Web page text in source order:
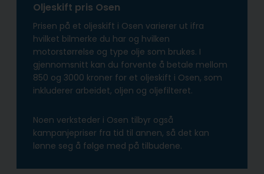
Oljeskift pris Osen
Prisen på et oljeskift i Osen varierer ut ifra
hvilket bilmerke du har og hvilken
motorstørrelse og type olje som brukes. I
gjennomsnitt kan du forvente å betale mellom
850 og 3000 kroner for et oljeskift i Osen, som
inkluderer arbeidet, oljen og oljefilteret.
Noen verksteder i Osen tilbyr også
kampanjepriser fra tid til annen, så det kan
lønne seg å følge med på tilbudene.